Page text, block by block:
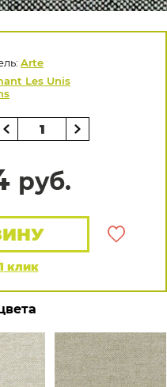
Arte
Les Unis
руб.
клик